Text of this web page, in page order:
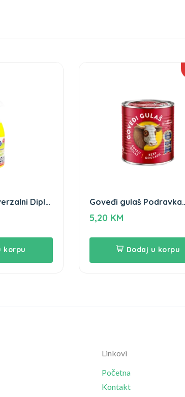
Diplo
korpu
Goveđi gulaš Podravka
200gr
5,20 KM
Dodaj u korpu
Linkovi
Početna
Kontakt